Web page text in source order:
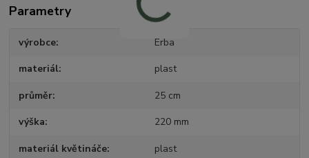
Parametry
výrobce Erba
materiál plast
průměr 25 cm
výška 220 mm
materiál květináče plast